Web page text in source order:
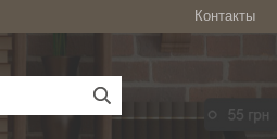
Контакты